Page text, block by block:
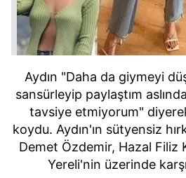
Aydın "Daha da giymeyi
sansürleyip paylaştım
tavsiye etmiyorum"
koydu. Aydın'ın sütyensiz
Demet Özdemir, Hazal Filiz
Yereli'nin üzerinde